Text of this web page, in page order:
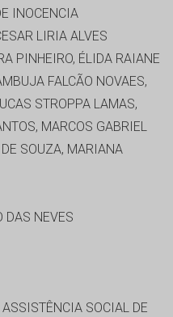
INOCENCIA
LIRIA ALVES
PINHEIRO, ÉLIDA RAIANE
FALCÃO NOVAES,
STROPPA LAMAS,
MARCOS GABRIEL
SOUZA, MARIANA
DAS NEVES
SOCIAL DE